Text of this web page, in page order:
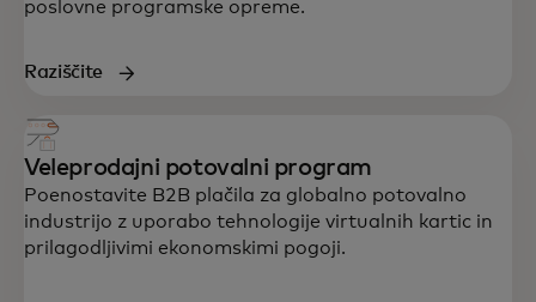
poslovne programske opreme.
Raziščite
Veleprodajni potovalni program
Poenostavite B2B plačila za globalno potovalno
industrijo z uporabo tehnologije virtualnih kartic in
prilagodljivimi ekonomskimi pogoji.